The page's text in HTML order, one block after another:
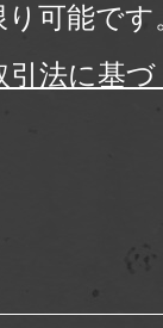
り可能です
引法に基